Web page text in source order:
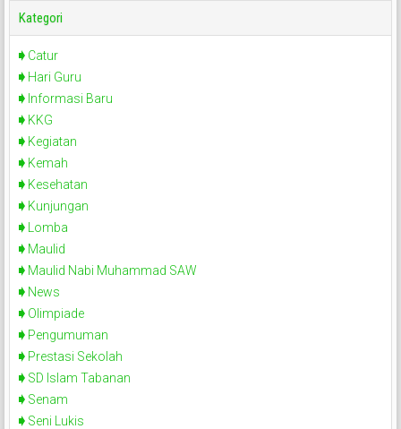
Kategori
Catur
Hari Guru
Informasi Baru
KKG
Kegiatan
Kemah
Kesehatan
Kunjungan
Lomba
Maulid
Maulid Nabi Muhammad SAW
News
Olimpiade
Pengumuman
Prestasi Sekolah
SD Islam Tabanan
Senam
Seni Lukis